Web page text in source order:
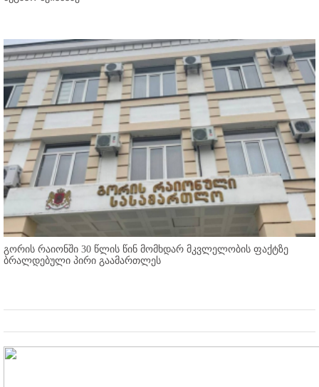
გორის რაიონში 30 წლის წინ მომხდარ მკვლელობის ფაქტზე
ბრალდებული პირი გაამართლეს